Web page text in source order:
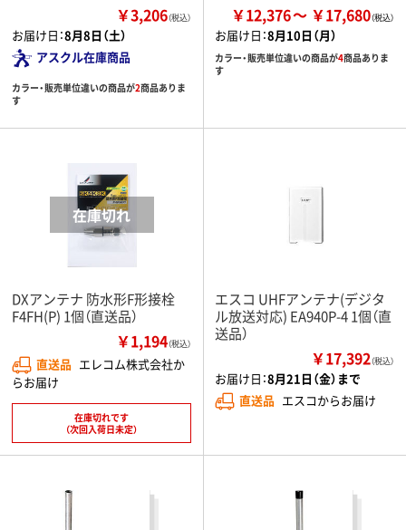
￥3,206（税込）
お届け日：8月8日（土）
アスクル在庫商品
カラー・販売単位違いの商品が2商品ありま
す
￥12,376 ￥17,680
お届け日：8月10日（月）
カラー・販売単位違いの商品が4商品ありま
す
DXアンテナ 防水形F形接栓
F4FH(P) 1個（直送品）
￥1,194（税込）
直送品 エレコム株式会社か
らお届け
在庫切れです
（次回入荷日未定）
エスコ UHFアンテナ(デジタ
ル放送対応) EA940P-4 1個（直
送品）
￥17,392（税込）
お届け日：8月21日（金）まで
直送品 エスコからお届け